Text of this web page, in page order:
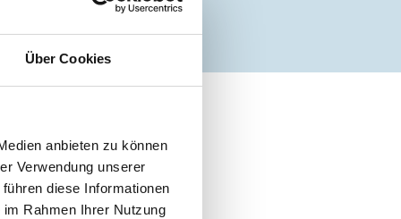
Über Cookies
anbieten zu können
Verwendung unserer
diese Informationen
Rahmen Ihrer Nutzung